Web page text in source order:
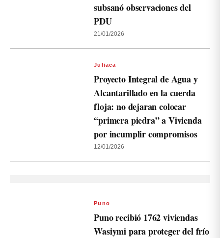
subsanó observaciones del
PDU
21/01/2026
Juliaca
Proyecto Integral de Agua y
Alcantarillado en la cuerda
floja: no dejaran colocar
“primera piedra” a Vivienda
por incumplir compromisos
12/01/2026
Puno
Puno recibió 1762 viviendas
Wasiymi para proteger del frío